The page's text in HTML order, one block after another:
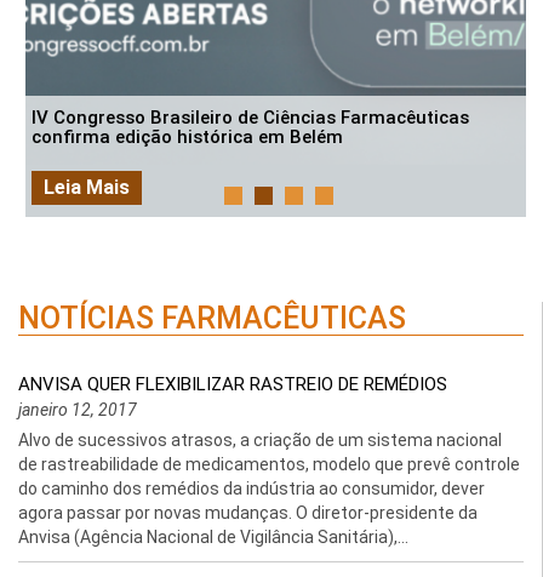
IV Congresso Brasileiro de Ciências Farmacêuticas
confirma edição histórica em Belém
Leia Mais
NOTÍCIAS FARMACÊUTICAS
ANVISA QUER FLEXIBILIZAR RASTREIO DE REMÉDIOS
janeiro 12, 2017
Alvo de sucessivos atrasos, a criação de um sistema nacional
de rastreabilidade de medicamentos, modelo que prevê controle
do caminho dos remédios da indústria ao consumidor, dever
agora passar por novas mudanças. O diretor-presidente da
Anvisa (Agência Nacional de Vigilância Sanitária),...